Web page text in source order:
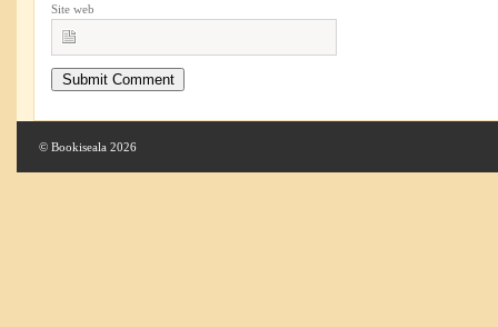
Site web
© Bookiseala 2026